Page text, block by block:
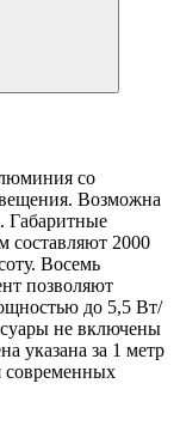
со
Возможна
Габаритные
составляют 2000
Восемь
позволяют
до 5,5 Вт/
не включены
указана за 1 метр
современных